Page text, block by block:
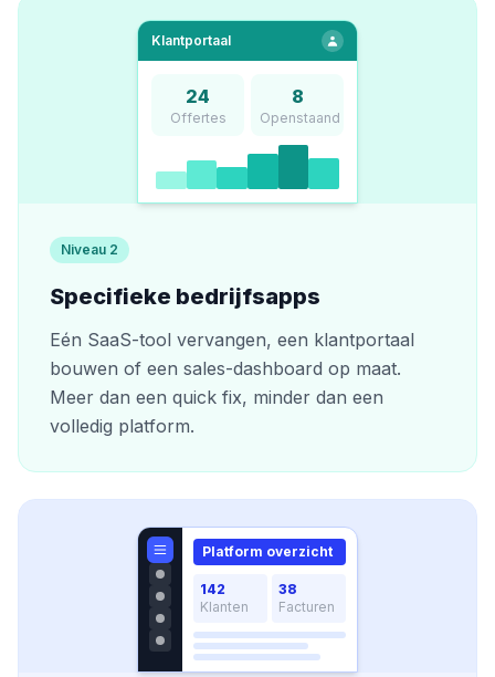
Klantportaal
24
Offertes
8
Openstaand
Niveau 2
Specifieke bedrijfsapps
Eén SaaS-tool vervangen, een klantportaal
bouwen of een sales-dashboard op maat.
Meer dan een quick fix, minder dan een
volledig platform.
Platform overzicht
142
Klanten
38
Facturen